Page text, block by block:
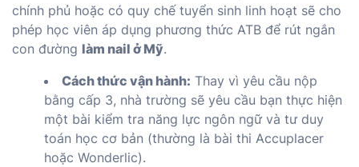
chính phủ hoặc có quy chế tuyển sinh linh hoạt sẽ cho
phép học viên áp dụng phương thức ATB để rút ngắn
con đường làm nail ở Mỹ.
Cách thức vận hành: Thay vì yêu cầu nộp
bằng cấp 3, nhà trường sẽ yêu cầu bạn thực hiện
một bài kiểm tra năng lực ngôn ngữ và tư duy
toán học cơ bản (thường là bài thi Accuplacer
hoặc Wonderlic).